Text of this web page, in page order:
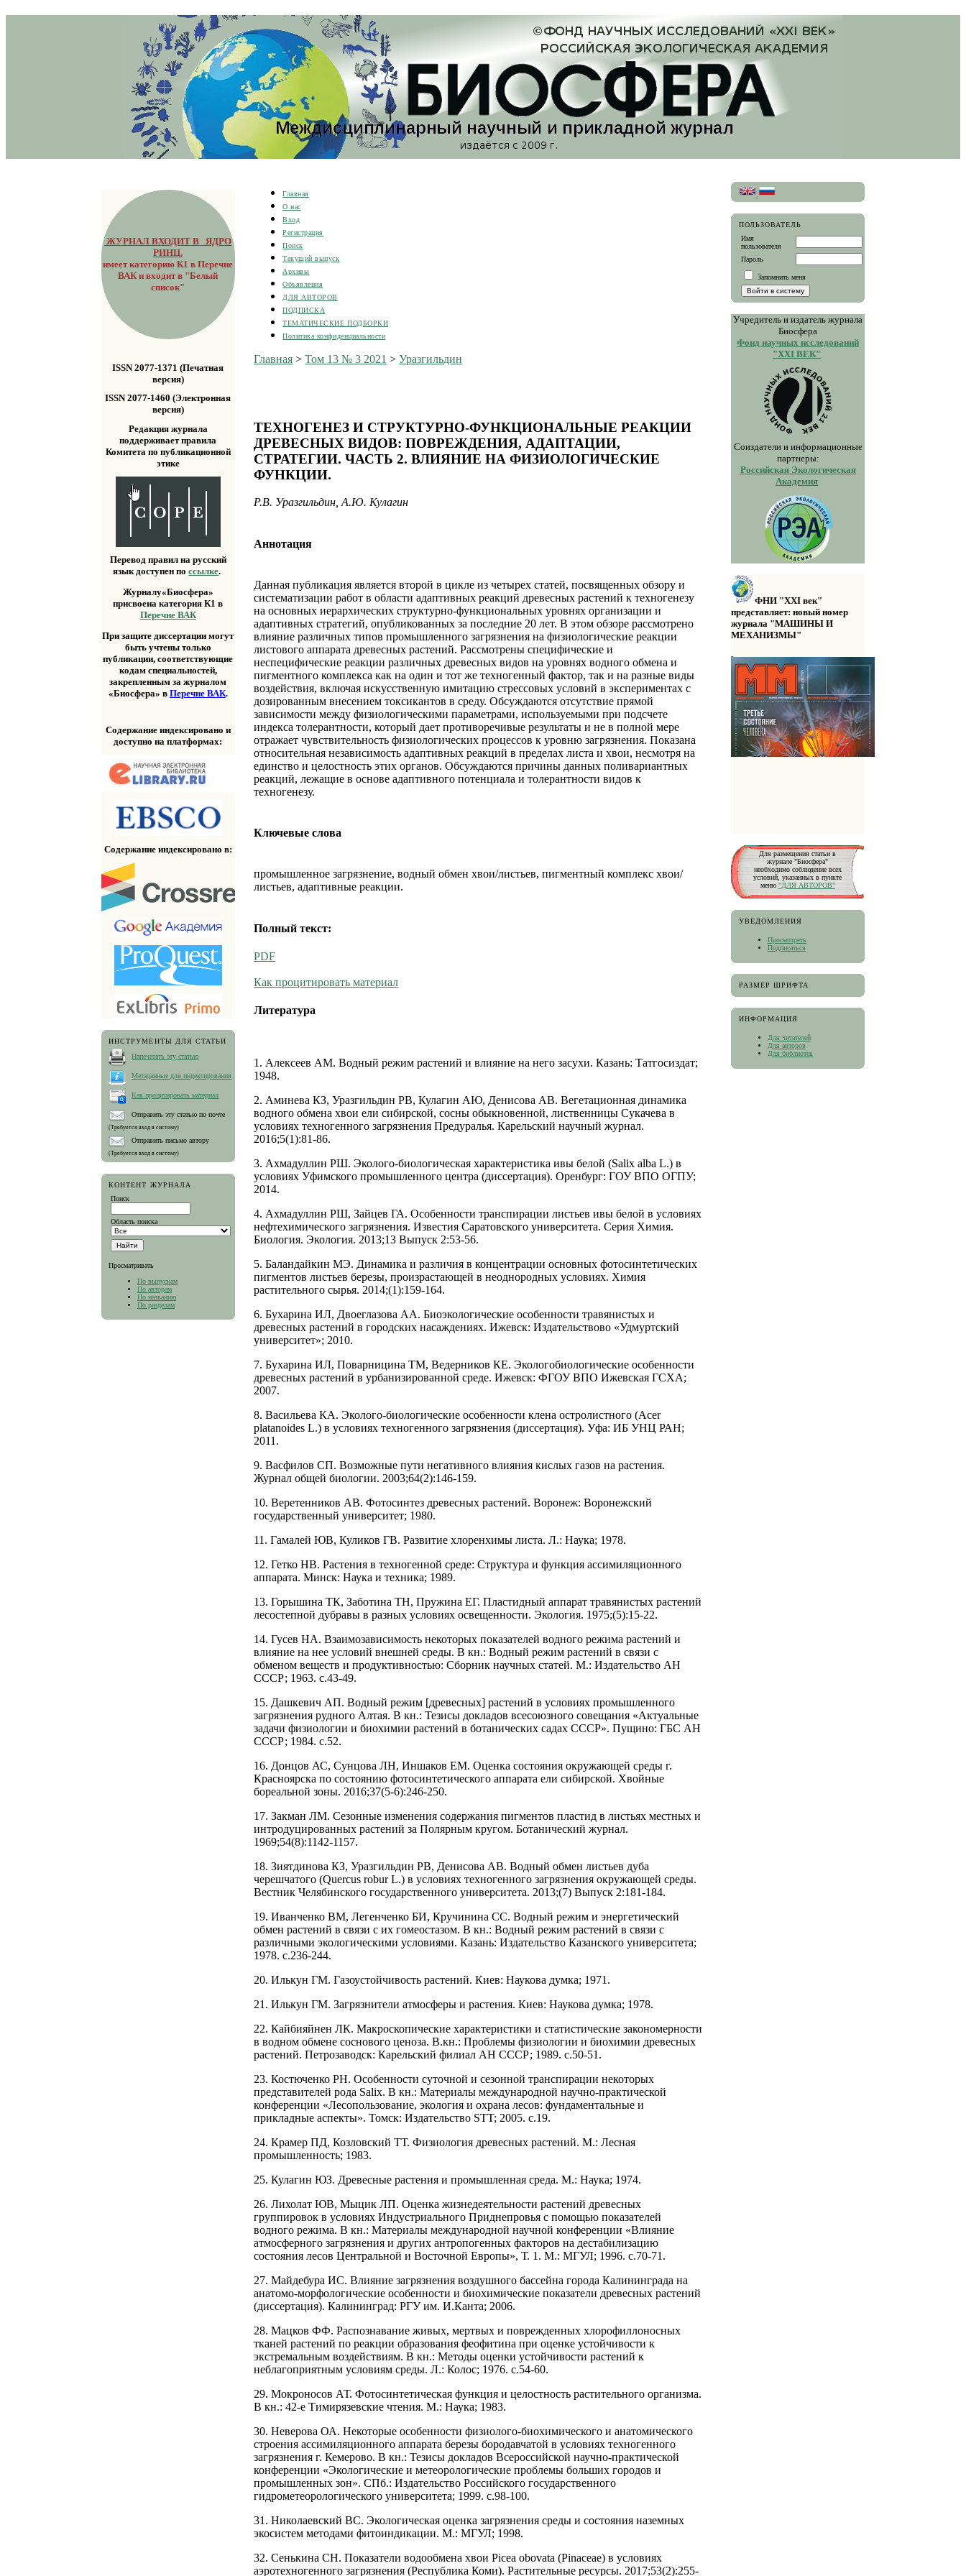
ЖУРНАЛ ВХОДИТ В ЯДРО
РИНЦ,
имеет категорию К1 в Перечне
ВАК и входит в "Белый
список"
ISSN 2077-1371 (Печатная
версия)
ISSN 2077-1460 (Электронная
версия)
Редакция журнала
поддерживает правила
Комитета по публикационной
этике
Перевод правил на русский
язык доступен поссылке.
Журналу«Биосфера»
присвоена категория К1 в
Перечне ВАК
При защите диссертации могут
быть учтены только
публикации, соответствующие
кодам специальностей,
закрепленным за журналом
«Биосфера» в Перечне ВАК.
Содержание индексировано и
доступно на платформах:
Содержание индексировано в:
ИНСТРУМЕНТЫ ДЛЯ СТАТЬИ
Напечатать эту статью
Метаданные для индексирования
Как процитировать материал
Отправить эту статью по почте
(Требуется вход в систему)
Отправить письмо автору
(Требуется вход в систему)
КОНТЕНТ ЖУРНАЛА
Поиск
Область поиска
Просматривать
По выпускам
По авторам
По названию
По разделам
ПОЛЬЗОВАТЕЛЬ
Имя
пользователя
Пароль
Запомнить меня
Учредитель и издатель журнала
Биосфера
Фонд научных исследований
"XXI ВЕК"
Соиздатели и информационные
партнеры:
Российская Экологическая
Академия
ФНИ "XXI век"
представляет: новый номер
журнала "МАШИНЫ И
МЕХАНИЗМЫ"
Для размещения статьи в
журнале "Биосфера"
необходимо соблюдение всех
условий, указанных в пункте
меню "ДЛЯ АВТОРОВ"
УВЕДОМЛЕНИЯ
Просмотреть
Подписаться
РАЗМЕР ШРИФТА
ИНФОРМАЦИЯ
Для читателей
Для авторов
Для библиотек
Главная
О нас
Вход
Регистрация
Поиск
Текущий выпуск
Архивы
Объявления
ДЛЯ АВТОРОВ
ПОДПИСКА
ТЕМАТИЧЕСКИЕ ПОДБОРКИ
Политика конфиденциальности
Главная >Том 13 № 3 2021 >Уразгильдин
ТЕХНОГЕНЕЗ И СТРУКТУРНО-ФУНКЦИОНАЛЬНЫЕ РЕАКЦИИ
ДРЕВЕСНЫХ ВИДОВ: ПОВРЕЖДЕНИЯ, АДАПТАЦИИ,
СТРАТЕГИИ. ЧАСТЬ 2. ВЛИЯНИЕ НА ФИЗИОЛОГИЧЕСКИЕ
ФУНКЦИИ.
Р.В. Уразгильдин, А.Ю. Кулагин
Аннотация
Данная публикация является второй в цикле из четырех статей, посвященных обзору и
систематизации работ в области адаптивных реакций древесных растений к техногенезу
на основных иерархических структурно-функциональных уровнях организации и
адаптивных стратегий, опубликованных за последние 20 лет. В этом обзоре рассмотрено
влияние различных типов промышленного загрязнения на физиологические реакции
листового аппарата древесных растений. Рассмотрены специфические и
неспецифические реакции различных древесных видов на уровнях водного обмена и
пигментного комплекса как на один и тот же техногенный фактор, так и на разные виды
воздействия, включая искусственную имитацию стрессовых условий в экспериментах с
дозированным внесением токсикантов в среду. Обсуждаются отсутствие прямой
зависимости между физиологическими параметрами, используемыми при подсчете
индекса толерантности, который дает противоречивые результаты и не в полной мере
отражает чувствительность физиологических процессов к уровню загрязнения. Показана
относительная независимость адаптивных реакций в пределах листа и хвои, несмотря на
единство и целостность этих органов. Обсуждаются причины данных поливариантных
реакций, лежащие в основе адаптивного потенциала и толерантности видов к
техногенезу.
Ключевые слова
промышленное загрязнение, водный обмен хвои/листьев, пигментный комплекс хвои/
листьев, адаптивные реакции.
Полный текст:
PDF
Как процитировать материал
Литература
1. Алексеев АМ. Водный режим растений и влияние на него засухи. Казань: Татгосиздат;
1948.
2. Аминева КЗ, Уразгильдин РВ, Кулагин АЮ, Денисова АВ. Вегетационная динамика
водного обмена хвои ели сибирской, сосны обыкновенной, лиственницы Сукачева в
условиях техногенного загрязнения Предуралья. Карельский научный журнал.
2016;5(1):81-86.
3. Ахмадуллин РШ. Эколого-биологическая характеристика ивы белой (Salix alba L.) в
условиях Уфимского промышленного центра (диссертация). Оренбург: ГОУ ВПО ОГПУ;
2014.
4. Ахмадуллин РШ, Зайцев ГА. Особенности транспирации листьев ивы белой в условиях
нефтехимического загрязнения. Известия Саратовского университета. Серия Химия.
Биология. Экология. 2013;13 Выпуск 2:53-56.
5. Баландайкин МЭ. Динамика и различия в концентрации основных фотосинтетических
пигментов листьев березы, произрастающей в неоднородных условиях. Химия
растительного сырья. 2014;(1):159-164.
6. Бухарина ИЛ, Двоеглазова АА. Биоэкологические особенности травянистых и
древесных растений в городских насаждениях. Ижевск: Издательствово «Удмуртский
университет»; 2010.
7. Бухарина ИЛ, Поварницина ТМ, Ведерников КЕ. Экологобиологические особенности
древесных растений в урбанизированной среде. Ижевск: ФГОУ ВПО Ижевская ГСХА;
2007.
8. Васильева КА. Эколого-биологические особенности клена остролистного (Acer
platanoides L.) в условиях техногенного загрязнения (диссертация). Уфа: ИБ УНЦ РАН;
2011.
9. Васфилов СП. Возможные пути негативного влияния кислых газов на растения.
Журнал общей биологии. 2003;64(2):146-159.
10. Веретенников АВ. Фотосинтез древесных растений. Воронеж: Воронежский
государственный университет; 1980.
11. Гамалей ЮВ, Куликов ГВ. Развитие хлоренхимы листа. Л.: Наука; 1978.
12. Гетко НВ. Растения в техногенной среде: Структура и функция ассимиляционного
аппарата. Минск: Наука и техника; 1989.
13. Горышина ТК, Заботина ТН, Пружина ЕГ. Пластидный аппарат травянистых растений
лесостепной дубравы в разных условиях освещенности. Экология. 1975;(5):15-22.
14. Гусев НА. Взаимозависимость некоторых показателей водного режима растений и
влияние на нее условий внешней среды. В кн.: Водный режим растений в связи с
обменом веществ и продуктивностью: Сборник научных статей. М.: Издательство АН
СССР; 1963. с.43-49.
15. Дашкевич АП. Водный режим [древесных] растений в условиях промышленного
загрязнения рудного Алтая. В кн.: Тезисы докладов всесоюзного совещания «Актуальные
задачи физиологии и биохимии растений в ботанических садах СССР». Пущино: ГБС АН
СССР; 1984. с.52.
16. Донцов АС, Сунцова ЛН, Иншаков ЕМ. Оценка состояния окружающей среды г.
Красноярска по состоянию фотосинтетического аппарата ели сибирской. Хвойные
бореальной зоны. 2016;37(5-6):246-250.
17. Закман ЛМ. Сезонные изменения содержания пигментов пластид в листьях местных и
интродуцированных растений за Полярным кругом. Ботанический журнал.
1969;54(8):1142-1157.
18. Зиятдинова КЗ, Уразгильдин РВ, Денисова АВ. Водный обмен листьев дуба
черешчатого (Quercus robur L.) в условиях техногенного загрязнения окружающей среды.
Вестник Челябинского государственного университета. 2013;(7) Выпуск 2:181-184.
19. Иванченко ВМ, Легенченко БИ, Кручинина СС. Водный режим и энергетический
обмен растений в связи с их гомеостазом. В кн.: Водный режим растений в связи с
различными экологическими условиями. Казань: Издательство Казанского университета;
1978. с.236-244.
20. Илькун ГМ. Газоустойчивость растений. Киев: Наукова думка; 1971.
21. Илькун ГМ. Загрязнители атмосферы и растения. Киев: Наукова думка; 1978.
22. Кайбияйнен ЛК. Макроскопические характеристики и статистические закономерности
в водном обмене соснового ценоза. В.кн.: Проблемы физиологии и биохимии древесных
растений. Петрозаводск: Карельский филиал АН СССР; 1989. с.50-51.
23. Костюченко РН. Особенности суточной и сезонной транспирации некоторых
представителей рода Salix. В кн.: Материалы международной научно-практической
конференции «Лесопользование, экология и охрана лесов: фундаментальные и
прикладные аспекты». Томск: Издательство STT; 2005. с.19.
24. Крамер ПД, Козловский ТТ. Физиология древесных растений. М.: Лесная
промышленность; 1983.
25. Кулагин ЮЗ. Древесные растения и промышленная среда. М.: Наука; 1974.
26. Лихолат ЮВ, Мыцик ЛП. Оценка жизнедеятельности растений древесных
группировок в условиях Индустриального Приднепровья с помощью показателей
водного режима. В кн.: Материалы международной научной конференции «Влияние
атмосферного загрязнения и других антропогенных факторов на дестабилизацию
состояния лесов Центральной и Восточной Европы», Т. 1. М.: МГУЛ; 1996. с.70-71.
27. Майдебура ИС. Влияние загрязнения воздушного бассейна города Калининграда на
анатомо-морфологические особенности и биохимические показатели древесных растений
(диссертация). Калининград: РГУ им. И.Канта; 2006.
28. Мацков ФФ. Распознавание живых, мертвых и поврежденных хлорофиллоносных
тканей растений по реакции образования феофитина при оценке устойчивости к
экстремальным воздействиям. В кн.: Методы оценки устойчивости растений к
неблагоприятным условиям среды. Л.: Колос; 1976. с.54-60.
29. Мокроносов АТ. Фотосинтетическая функция и целостность растительного организма.
В кн.: 42-е Тимирязевские чтения. М.: Наука; 1983.
30. Неверова ОА. Некоторые особенности физиолого-биохимического и анатомического
строения ассимиляционного аппарата березы бородавчатой в условиях техногенного
загрязнения г. Кемерово. В кн.: Тезисы докладов Всероссийской научно-практической
конференции «Экологические и метеорологические проблемы больших городов и
промышленных зон». СПб.: Издательство Российского государственного
гидрометеорологического университета; 1999. с.98-100.
31. Николаевский ВС. Экологическая оценка загрязнения среды и состояния наземных
экосистем методами фитоиндикации. М.: МГУЛ; 1998.
32. Сенькина СН. Показатели водообмена хвои Picea obovata (Pinaceae) в условиях
аэротехногенного загрязнения (Республика Коми). Растительные ресурсы. 2017;53(2):255-